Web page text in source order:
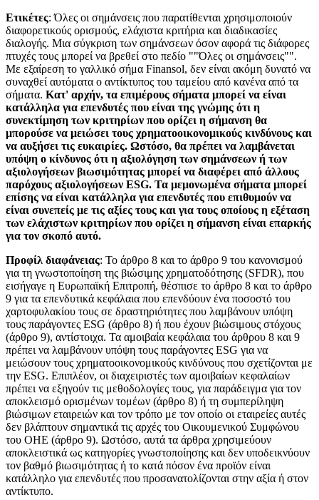
Ετικέτες: Όλες οι σημάνσεις που παρατίθενται χρησιμοποιούν
διαφορετικούς ορισμούς, ελάχιστα κριτήρια και διαδικασίες
διαλογής. Μια σύγκριση των σημάνσεων όσον αφορά τις διάφορες
πτυχές τους μπορεί να βρεθεί στο πεδίο ""Όλες οι σημάνσεις"".
Με εξαίρεση το γαλλικό σήμα Finansol, δεν είναι ακόμη δυνατό να
συναχθεί αυτόματα ο αντίκτυπος του ταμείου από κανένα από τα
σήματα. Κατ' αρχήν, τα επιμέρους σήματα μπορεί να είναι
κατάλληλα για επενδυτές που είναι της γνώμης ότι η
συνεκτίμηση των κριτηρίων που ορίζει η σήμανση θα
μπορούσε να μειώσει τους χρηματοοικονομικούς κινδύνους και
να αυξήσει τις ευκαιρίες. Ωστόσο, θα πρέπει να λαμβάνεται
υπόψη ο κίνδυνος ότι η αξιολόγηση των σημάνσεων ή των
αξιολογήσεων βιωσιμότητας μπορεί να διαφέρει από άλλους
παρόχους αξιολογήσεων ESG. Τα μεμονωμένα σήματα μπορεί
επίσης να είναι κατάλληλα για επενδυτές που επιθυμούν να
είναι συνεπείς με τις αξίες τους και για τους οποίους η εξέταση
των ελάχιστων κριτηρίων που ορίζει η σήμανση είναι επαρκής
για τον σκοπό αυτό.
Προφίλ διαφάνειας: Το άρθρο 8 και το άρθρο 9 του κανονισμού
για τη γνωστοποίηση της βιώσιμης χρηματοδότησης (SFDR), που
εισήγαγε η Ευρωπαϊκή Επιτροπή, θέσπισε το άρθρο 8 και το άρθρο
9 για τα επενδυτικά κεφάλαια που επενδύουν ένα ποσοστό του
χαρτοφυλακίου τους σε δραστηριότητες που λαμβάνουν υπόψη
τους παράγοντες ESG (άρθρο 8) ή που έχουν βιώσιμους στόχους
(άρθρο 9), αντίστοιχα. Τα αμοιβαία κεφάλαια του άρθρου 8 και 9
πρέπει να λαμβάνουν υπόψη τους παράγοντες ESG για να
μειώσουν τους χρηματοοικονομικούς κινδύνους που σχετίζονται με
την ESG. Επιπλέον, οι διαχειριστές των αμοιβαίων κεφαλαίων
πρέπει να εξηγούν τις μεθοδολογίες τους, για παράδειγμα για τον
αποκλεισμό ορισμένων τομέων (άρθρο 8) ή τη συμπερίληψη
βιώσιμων εταιρειών και τον τρόπο με τον οποίο οι εταιρείες αυτές
δεν βλάπτουν σημαντικά τις αρχές του Οικουμενικού Συμφώνου
του ΟΗΕ (άρθρο 9). Ωστόσο, αυτά τα άρθρα χρησιμεύουν
αποκλειστικά ως κατηγορίες γνωστοποίησης και δεν υποδεικνύουν
τον βαθμό βιωσιμότητας ή το κατά πόσον ένα προϊόν είναι
κατάλληλο για επενδυτές που προσανατολίζονται στην αξία ή στον
αντίκτυπο.